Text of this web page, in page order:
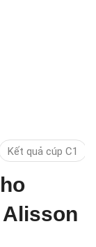
Kết quả cúp C1